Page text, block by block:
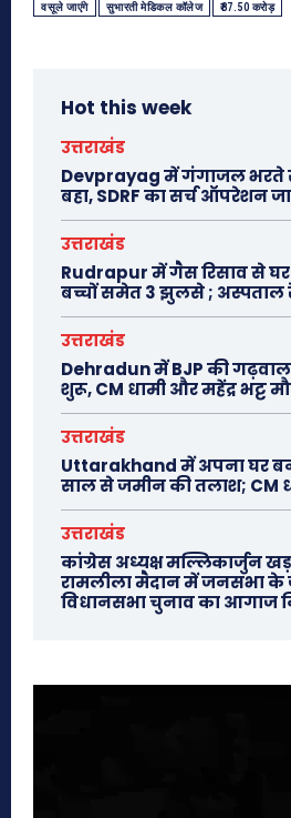
वसूले जाएंगे सुभारती मेडिकल कॉलेज ₹87.50 करोड़
Hot this week
उत्तराखंड
Devprayag में गंगाजल भरते
बहा, SDRF का सर्च ऑपरेशन
उत्तराखंड
Rudrapur में गैस रिसाव से
बच्चों समेत 3 झुलसे ; अस्पताल
उत्तराखंड
Dehradun में BJP की
शुरू, CM धामी और महेंद्र भट्ट
उत्तराखंड
Uttarakhand में अपना घर
साल से जमीन की तलाश; CM
उत्तराखंड
कांग्रेस अध्यक्ष मल्लिकार्जुन
रामलीला मैदान में जनसभा के
विधानसभा चुनाव का आगाज